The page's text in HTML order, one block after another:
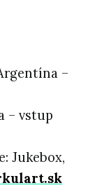
–
– vstup
Jukebox,